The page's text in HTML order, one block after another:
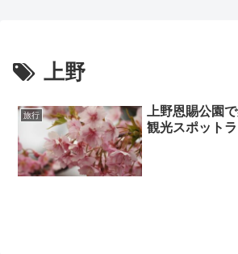
上野
旅行
上野恩賜公園
観光スポット